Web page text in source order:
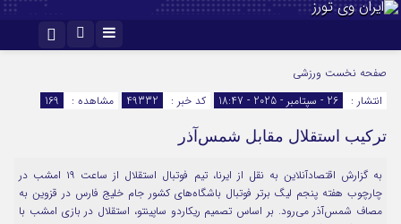
اینستاگرام
صفحه نخست ورزشی
انتشار :
26 - سپتامبر - 2025 - 18:47 کد خبر : 49332 مشاهده : 169
ترکیب استقلال مقابل شمس‎‌آذر
به گزارش اقتصادآنلاین به نقل از ایرنا، تیم فوتبال استقلال از ساعت ۱۹ امشب در
چارچوب هفته پنجم لیگ برتر فوتبال باشگاه‌های کشور جام خلیج فارس در قزوین به
مصاف شمس‌آذر می‌رود. بر اساس تصمیم ریکاردو ساپینتو، استقلال در بازی امشب با